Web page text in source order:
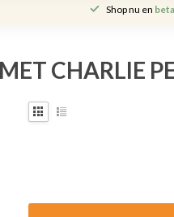
Shop nu en
CHARLIE